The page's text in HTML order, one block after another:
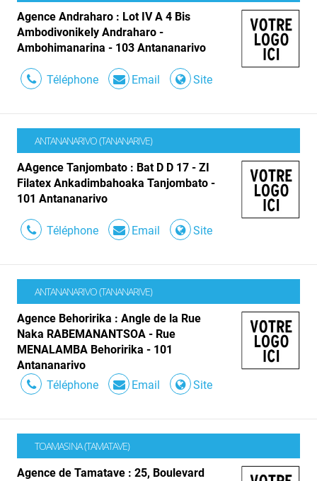
Agence Andraharo : Lot IV A 4 Bis
Ambodivonikely Andraharo -
Ambohimanarina - 103 Antananarivo
Téléphone Email Site
ANTANANARIVO (TANANARIVE)
AAgence Tanjombato : Bat D D 17 - ZI
Filatex Ankadimbahoaka Tanjombato -
101 Antananarivo
Téléphone Email Site
ANTANANARIVO (TANANARIVE)
Agence Behoririka : Angle de la Rue
Naka RABEMANANTSOA - Rue
MENALAMBA Behoririka - 101
Antananarivo
Téléphone
Email Site
TOAMASINA (TAMATAVE)
Agence de Tamatave : 25, Boulevard